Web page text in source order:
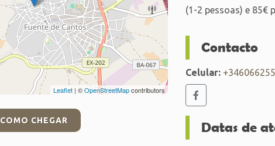
Leaflet| ©OpenStreetMapcontributors
COMO CHEGAR
(1-2 pessoas) e 85€
Contacto
Celular:
Datas de